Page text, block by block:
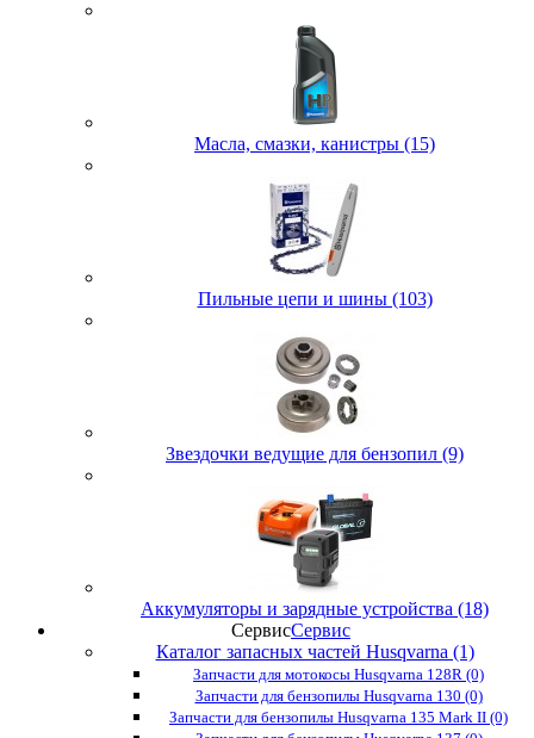
Масла, смазки, канистры (15)
Пильные цепи и шины (103)
Звездочки ведущие для бензопил (9)
Аккумуляторы и зарядные устройства (18)
СервисСервис
Каталог запасных частей Husqvarna (1)
Запчасти для мотокосы Husqvarna 128R (0)
Запчасти для бензопилы Husqvarna 130 (0)
Запчасти для бензопилы Husqvarna 135 Mark II (0)